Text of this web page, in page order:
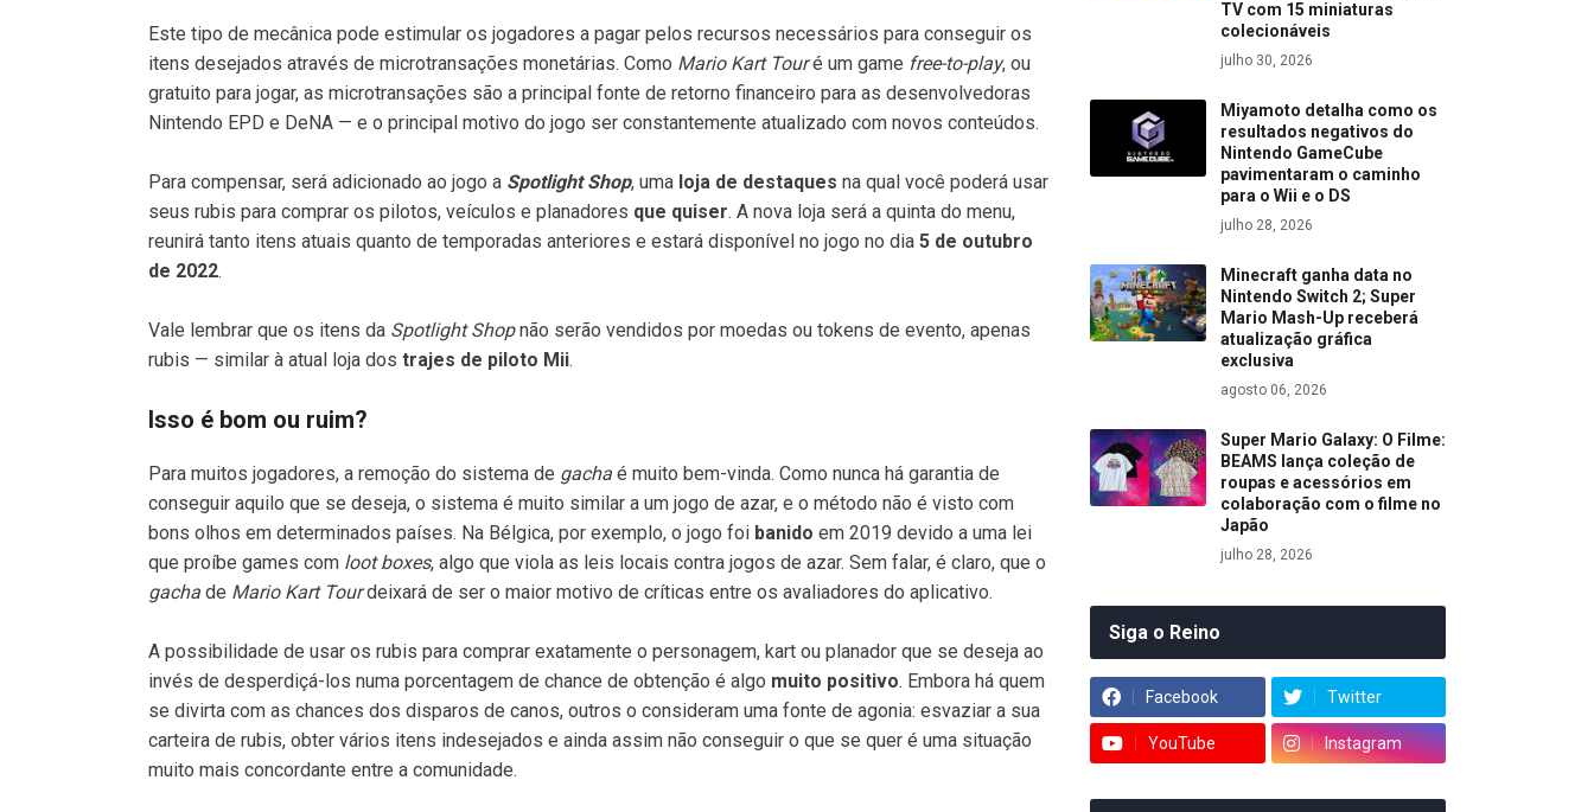
Este tipo de mecânica pode estimular os jogadores a pagar pelos recursos necessários para conseguir os
itens desejados através de microtransações monetárias. Como Mario Kart Touré um game free-to-play, ou
gratuito para jogar, as microtransações são a principal fonte de retorno financeiro para as desenvolvedoras
Nintendo EPD e DeNA — e o principal motivo do jogo ser constantemente atualizado com novos conteúdos.
Para compensar, será adicionado ao jogo a Spotlight Shop, uma loja de destaques na qual você poderá usar
seus rubis para comprar os pilotos, veículos e planadores que quiser. A nova loja será a quinta do menu,
reunirá tanto itens atuais quanto de temporadas anteriores e estará disponível no jogo no dia 5 de outubro
de 2022.
Vale lembrar que os itens da Spotlight Shopnão serão vendidos por moedas ou tokens de evento, apenas
rubis — similar à atual loja dos trajes de piloto Mii.
Isso é bom ou ruim?
Para muitos jogadores, a remoção do sistema de gacha é muito bem-vinda. Como nunca há garantia de
conseguir aquilo que se deseja, o sistema é muito similar a um jogo de azar, e o método não é visto com
bons olhos em determinados países. Na Bélgica, por exemplo, o jogo foi banido em 2019 devido a uma lei
que proíbe games com loot boxes, algo que viola as leis locais contra jogos de azar. Sem falar, é claro, que o
gacha de Mario Kart Tourdeixará de ser o maior motivo de críticas entre os avaliadores do aplicativo.
A possibilidade de usar os rubis para comprar exatamente o personagem, kart ou planador que se deseja ao
invés de desperdiçá-los numa porcentagem de chance de obtenção é algo muito positivo. Embora há quem
se divirta com as chances dos disparos de canos, outros o consideram uma fonte de agonia: esvaziar a sua
carteira de rubis, obter vários itens indesejados e ainda assim não conseguir o que se quer é uma situação
muito mais concordante entre a comunidade.
TV com 15 miniaturas
colecionáveis
julho 30, 2026
Miyamoto detalha como os
resultados negativos do
Nintendo GameCube
pavimentaram o caminho
para o Wii e o DS
julho 28, 2026
Minecraft ganha data no
Nintendo Switch 2; Super
Mario Mash-Up receberá
atualização gráfica
exclusiva
agosto 06, 2026
Super Mario Galaxy: O Filme:
BEAMS lança coleção de
roupas e acessórios em
colaboração com o filme no
Japão
julho 28, 2026
Siga o Reino
Facebook Twitter
YouTube Instagram